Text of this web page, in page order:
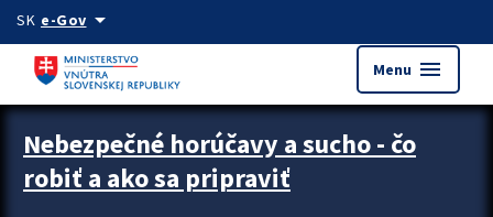
Preskocit na hlavný obsah
SK e-Govarrow_drop_down
Menu menu
Zastavit automatický posun upútavok
Nebezpečné horúčavy a sucho - čo
robiť a ako sa pripraviť